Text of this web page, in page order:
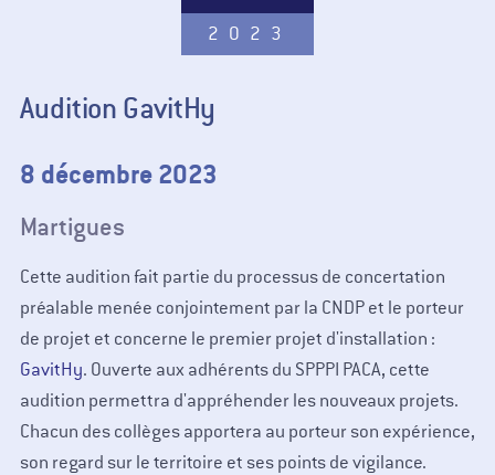
2023
Audition GavitHy
8 décembre 2023
Martigues
Cette audition fait partie du processus de concertation
préalable menée conjointement par la CNDP et le porteur
de projet et concerne le premier projet d'installation :
GavitHy. Ouverte aux adhérents du SPPPI PACA, cette
audition permettra d'appréhender les nouveaux projets.
Chacun des collèges apportera au porteur son expérience,
son regard sur le territoire et ses points de vigilance.